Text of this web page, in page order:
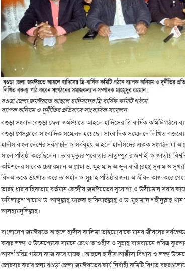
বগুড়া জেলা জমঈয়তে আহলে হাদিসদের ত্রি বার্ষিক কমিটি গঠনে
ব্যাপক অনিয়ম ও দুর্নীতির প্রতিবাদে সাংবাদিক সম্মেলন
বগুড়া সংবাদ :বগুড়া জেলা জমঈয়তে আহলে হাদিসের ত্রি-বার্ষিক কমিটি গঠনে
বগুড়া প্রেসক্লাবে সাংবাদিক সম্মেলন হয়েছে। সাংবাদিক সম্মেলনে লিখিত
হাদীস বাংলাদেশের সর্বপ্রাচীন ও সর্ববৃহৎ আহলে হাদীসদের একক সংগঠন যা
সালে প্রতিষ্ঠা করেছিলেন। তার মৃত্যুর পরে তার ভ্রাতুষ্পুত্র রাজশাহী ও জাতীয়
কমিশনের সাবেক চেয়ারম্যান আল্লামা ড. মুহাম্মাদ আব্দুল বারী (রহঃ) সুনাম ও
বিদআতকে উৎখাত করে তাওহীদ ও সুন্নাহ প্রতিষ্ঠার জন্য আজীবন কাজ করে
তারই ধারাবাহিকতায় বর্তমান কেন্দ্রীয় জমঈয়তের সুযোগ্য ও উদীয়মান সবার
ফযিলাতুশ শায়েখ ড. আব্দুল্লাহ্ ফারুক হাফিযাহুল্লাহ্ ও ড. মুহাম্মাদ শহীদুল্লাহ্ খান
আলহামদুলিল্লাহ।
বাংলাদেশ জমঈয়তে আহলে হাদীস কালিমা তাইয়্যেবাকে মানব জীবনের সর্বক্ষেত্রে
করার লক্ষ্য ও উদ্দেশ্যেকে সামনে রেখে তাওহীদ ও সুন্নাহ্ বাস্তবায়নে
আদর্শ চরিত্র গঠনে কাজ করে যাচ্ছে। আহলে হাদীস আক্কীদা বিশ্বাস ও লক্ষ্য
জোরদার করার জন্য বগুড়া জেলা জমঈয়তের কার্য নির্বাহী কমিটি বিগত